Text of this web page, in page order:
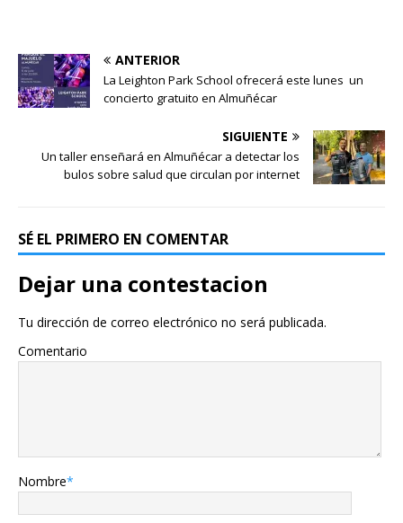
ANTERIOR
La Leighton Park School ofrecerá este lunes un
concierto gratuito en Almuñécar
SIGUIENTE
Un taller enseñará en Almuñécar a detectar los
bulos sobre salud que circulan por internet
SÉ EL PRIMERO EN COMENTAR
Dejar una contestacion
Tu dirección de correo electrónico no será publicada.
Comentario
Nombre*